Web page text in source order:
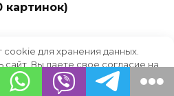
картинок)
cookie для хранения данных.
Вы даете свое согласие на
файлами.
OK